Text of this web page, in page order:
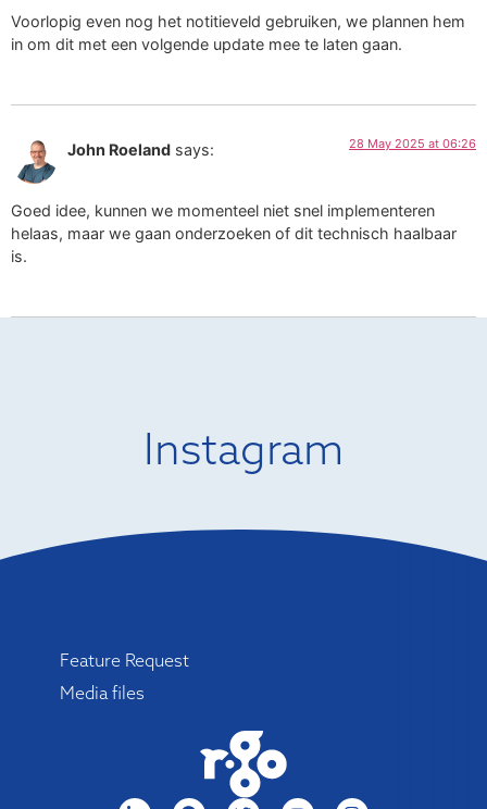
Voorlopig even nog het notitieveld gebruiken, we plannen hem
in om dit met een volgende update mee te laten gaan.
John Roeland says: 28 May 2025 at 06:26
Goed idee, kunnen we momenteel niet snel implementeren
helaas, maar we gaan onderzoeken of dit technisch haalbaar
is.
Instagram
Feature Request
Media files